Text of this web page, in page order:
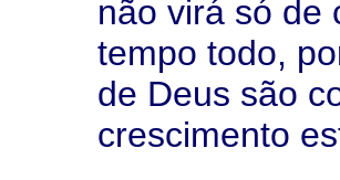
não virá só de
tempo todo,
de Deus são
crescimento